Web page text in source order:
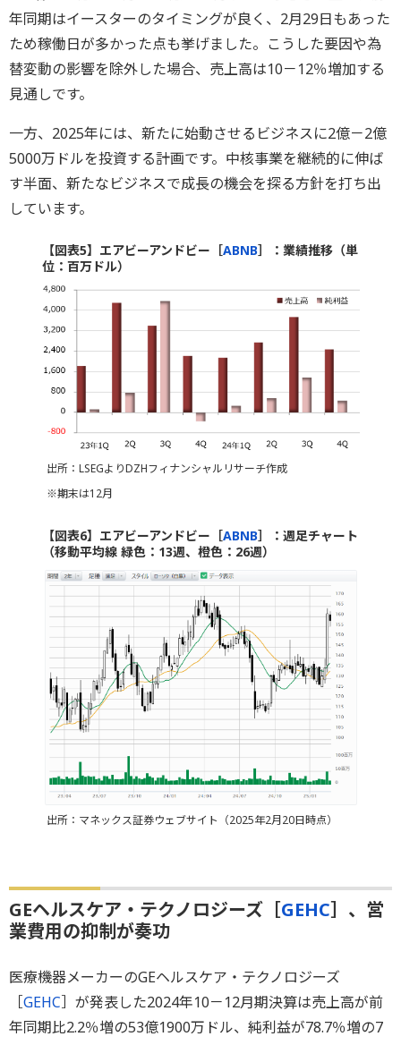
年同期はイースターのタイミングが良く、2月29日もあった
ため稼働日が多かった点も挙げました。こうした要因や為
替変動の影響を除外した場合、売上高は10－12％増加する
見通しです。
一方、2025年には、新たに始動させるビジネスに2億－2億
5000万ドルを投資する計画です。中核事業を継続的に伸ば
す半面、新たなビジネスで成長の機会を探る方針を打ち出
しています。
【図表5】エアビーアンドビー［ABNB］：業績推移（単
位：百万ドル）
出所：LSEGよりDZHフィナンシャルリサーチ作成
※期末は12月
【図表6】エアビーアンドビー［ABNB］：週足チャート
（移動平均線 緑色：13週、橙色：26週）
出所：マネックス証券ウェブサイト（2025年2月20日時点）
GEヘルスケア・テクノロジーズ［GEHC］、営
業費用の抑制が奏功
医療機器メーカーのGEヘルスケア・テクノロジーズ
［GEHC］が発表した2024年10－12月期決算は売上高が前
年同期比2.2％増の53億1900万ドル、純利益が78.7％増の7